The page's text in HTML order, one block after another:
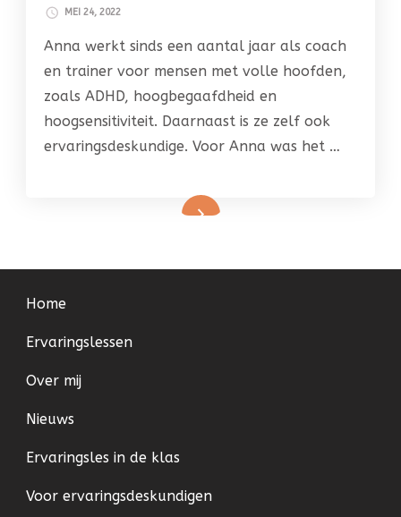
MEI 24, 2022
Anna werkt sinds een aantal jaar als coach
en trainer voor mensen met volle hoofden,
zoals ADHD, hoogbegaafdheid en
hoogsensitiviteit. Daarnaast is ze zelf ook
ervaringsdeskundige. Voor Anna was het …
Home
Ervaringslessen
Over mij
Nieuws
Ervaringsles in de klas
Voor ervaringsdeskundigen